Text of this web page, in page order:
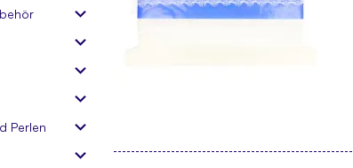
Perlen